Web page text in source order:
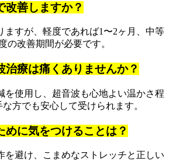
改善しますか？
ますが、軽度であれば1〜2ヶ月、中等
の改善期間が必要です。
治療は痛くありませんか？
を使用し、超音波も心地よい温かさ程
方でも安心して受けられます。
めに気をつけることは？
を避け、こまめなストレッチと正しい